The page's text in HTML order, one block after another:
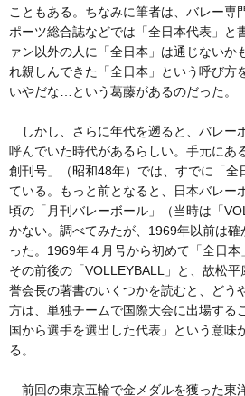
こともある。ちなみに筆者は、バレー専
ポーツ総合誌などでは「全日本代表」と
ァン以外の人に「全日本」は通じないか
れ親しんできた「全日本」という呼び方
いやだな…という葛藤があるのだった。
しかし、さらに年代を遡ると、バレー
呼んでいた時代があるらしい。手元にあ
創刊号」（昭和48年）では、すでに「全
ている。もっと前となると、日本バレー
頃の「月刊バレーボール」（当時は「
かない。調べてみたが、1969年以前は
った。1969年４月号から初めて「全日本
その前後の「VOLLEYBALL」と、故松
誉会長の著書のいくつかを読むと、どう
方は、単独チームで国際大会に出場する
国から選手を選出した代表」という意味
る。
前回の東京五輪で金メダルを獲った東